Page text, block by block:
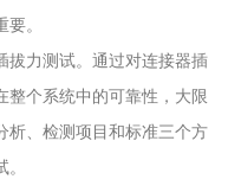
。
拔力测试。通过对连接器插
整个系统中的可靠性，大限
析、检测项目和标准三个方